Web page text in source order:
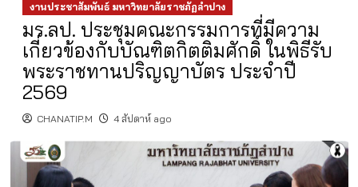
งานประชาสัมพันธ์ มหาวิทยาลัยราชภัฏลำปาง
มร.ลป. ประชุมคณะกรรมการที่มีความ
เกี่ยวข้องกับบัณฑิตกิตติมศักดิ์ ในพิธีรับ
พระราชทานปริญญาบัตร ประจำปี
2569
CHANATIP.M 4 สัปดาห์ ago